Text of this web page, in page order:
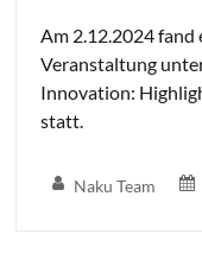
Am 2.12.2024
Veranstaltung
Innovation:
statt.
Naku Team